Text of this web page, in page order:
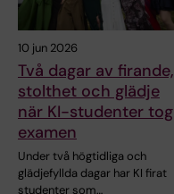
10 jun 2026
Två dagar av firande,
stolthet och glädje
när KI-studenter tog
examen
Under två högtidliga och
glädjefyllda dagar har KI firat
studenter som…